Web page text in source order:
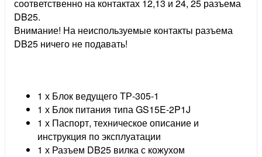
соответственно на контактах 12,13 и 24, 25 разъема
DB25.
Внимание! На неиспользуемые контакты разъема
DB25 ничего не подавать!
1 х Блок ведущего ТР-305-1
1 х Блок питания типа GS15E-2P1J
1 х Паспорт, техническое описание и
инструкция по эксплуатации
1 х Разъем DB25 вилка с кожухом